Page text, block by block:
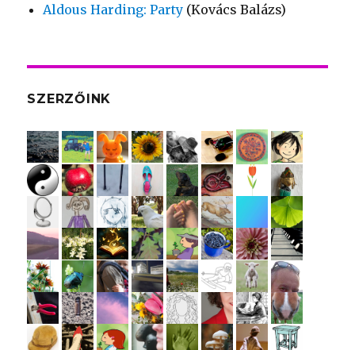
Aldous Harding: Party (Kovács Balázs)
SZERZŐINK